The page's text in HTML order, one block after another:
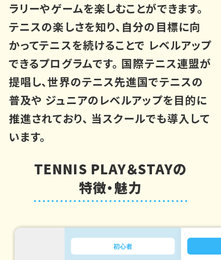
ラリーやゲームを楽しむことができます。
テニスの楽しさを知り、自分の目標に向
かってテニスを続けることで レベルアップ
できるプログラムです。 国際テニス連盟が
提唱し、世界のテニス先進国でテニスの
普及や ジュニアのレベルアップを目的に
推進されており、 当スクールでも導入して
います。
TENNIS PLAY＆STAYの
特徴・魅力